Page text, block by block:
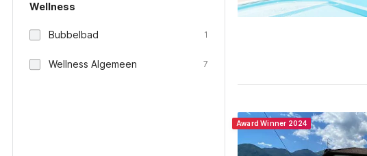
Wellness
Bubbelbad 1
Wellness Algemeen 7
Award Winner 2024